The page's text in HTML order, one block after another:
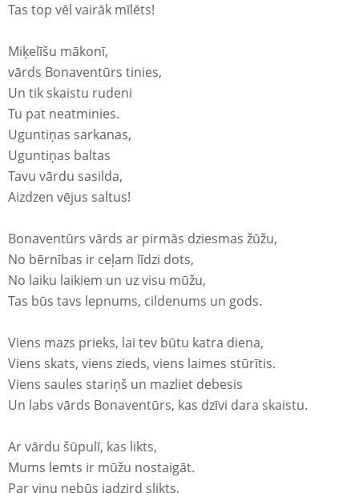
Tas top vēl vairāk mīlēts!
Miķelīšu mākonī,
vārds Bonaventūrs tinies,
Un tik skaistu rudeni
Tu pat neatminies.
Uguntiņas sarkanas,
Uguntiņas baltas
Tavu vārdu sasilda,
Aizdzen vējus saltus!
Bonaventūrs vārds ar pirmās dziesmas žūžu,
No bērnības ir ceļam līdzi dots,
No laiku laikiem un uz visu mūžu,
Tas būs tavs lepnums, cildenums un gods.
Viens mazs prieks, lai tev būtu katra diena,
Viens skats, viens zieds, viens laimes stūrītis.
Viens saules stariņš un mazliet debesis
Un labs vārds Bonaventūrs, kas dzīvi dara skaistu.
Ar vārdu šūpulī, kas likts,
Mums lemts ir mūžu nostaigāt.
Par viņu nebūs jadzird slikts,